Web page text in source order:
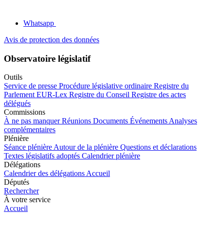
Whatsapp
Avis de protection des données
Observatoire législatif
Outils
Service de presse Procédure législative ordinaire Registre du
Parlement EUR-Lex Registre du Conseil Registre des actes
délégués
Commissions
À ne pas manquer Réunions Documents Événements Analyses
complémentaires
Plénière
Séance plénière Autour de la plénière Questions et déclarations
Textes législatifs adoptés Calendrier plénière
Délégations
Calendrier des délégations Accueil
Députés
Rechercher
À votre service
Accueil